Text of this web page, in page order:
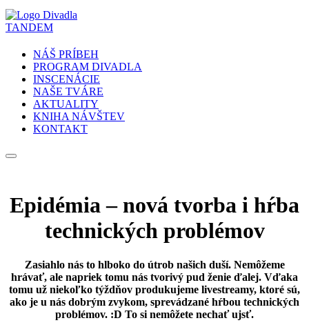
NÁŠ PRÍBEH
PROGRAM DIVADLA
INSCENÁCIE
NAŠE TVÁRE
AKTUALITY
KNIHA NÁVŠTEV
KONTAKT
Epidémia – nová tvorba i hŕba
technických problémov
Zasiahlo nás to hlboko do útrob našich duší. Nemôžeme
hrávať, ale napriek tomu nás tvorivý pud ženie ďalej. Vďaka
tomu už niekoľko týždňov produkujeme livestreamy, ktoré sú,
ako je u nás dobrým zvykom, sprevádzané hŕbou technických
problémov. :D To si nemôžete nechať ujsť.